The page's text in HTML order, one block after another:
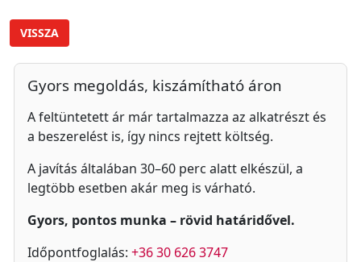
VISSZA
Gyors megoldás, kiszámítható áron
A feltüntetett ár már tartalmazza az alkatrészt és
a beszerelést is, így nincs rejtett költség.
A javítás általában 30–60 perc alatt elkészül, a
legtöbb esetben akár meg is várható.
Gyors, pontos munka – rövid határidővel.
Időpontfoglalás: +36 30 626 3747